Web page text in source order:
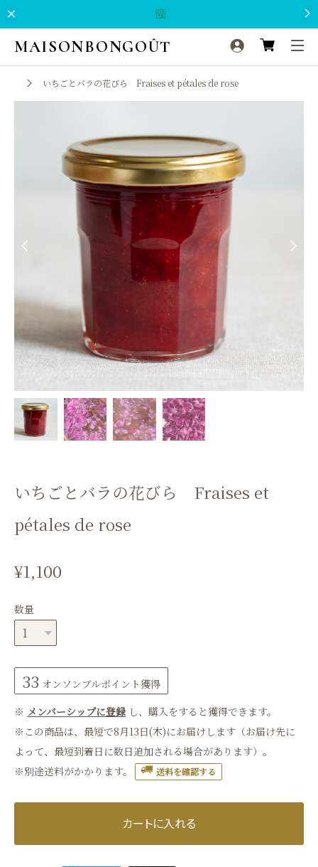
MAISONBONGOÛT
いちごとバラの花びら Fraises et pétales de rose
いちごとバラの花びら Fraises et
pétales de rose
¥1,100
数量
33 オンソンブルポイント獲得
※ メンバーシップに登録 し、購入をすると獲得できます。
※この商品は、最短で8月13日(木)にお届けします（お届け先に
よって、最短到着日に数日追加される場合があります）。
※別途送料がかかります。
送料を確認する
カートに入れる